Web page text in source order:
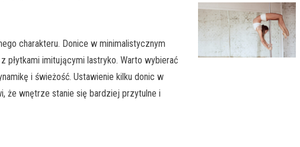
charakteru. Donice w minimalistycznym
płytkami imitującymi lastryko. Warto wybierać
i świeżość. Ustawienie kilku donic w
że wnętrze stanie się bardziej przytulne i